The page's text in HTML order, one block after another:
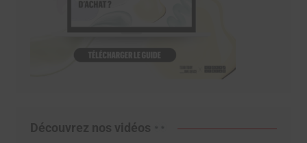
Découvrez nos vidéos